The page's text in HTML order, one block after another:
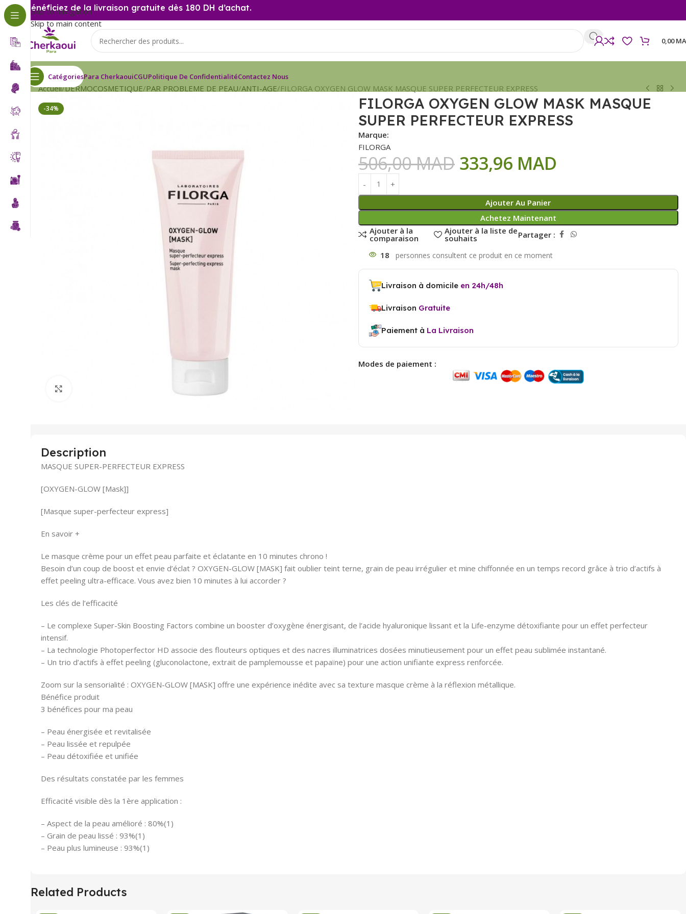
Skip to navigation
Skip to main content
Bénéficiez de la livraison gratuite dès 180 DH d’achat.
0,00
CatégoriesPara CherkaouiCGUPolitique De ConfidentialitéContactez Nous
Accueil DERMOCOSMETIQUE PAR PROBLEME DE PEAU ANTI-AGE FILORGA OXYGEN GLOW MASK MASQUE SUPER PERFECTEUR EXPRESS
-34%
FILORGA OXYGEN GLOW MASK MASQUE
SUPER PERFECTEUR EXPRESS
Marque:
FILORGA
506,00MAD 333,96 MAD
Ajouter Au Panier
Achetez Maintenant
Ajouter à la
comparaison
Ajouter à la liste de
souhaits
Partager :
18
Livraison à domicile en 24h/48h
Livraison Gratuite
Paiement à La Livraison
Modes de paiement :
Description
MASQUE SUPER-PERFECTEUR EXPRESS
[OXYGEN-GLOW [Mask]]
[Masque super-perfecteur express]
En savoir +
Le masque crème pour un effet peau parfaite et éclatante en 10 minutes chrono !
Besoin d’un coup de boost et envie d’éclat ? OXYGEN-GLOW [MASK] fait oublier teint terne, grain de peau irrégulier et mine chiffonnée en un temps record grâce à trio d’actifs à
effet peeling ultra-efficace. Vous avez bien 10 minutes à lui accorder ?
Les clés de l’efficacité
– Le complexe Super-Skin Boosting Factors combine un booster d’oxygène énergisant, de l’acide hyaluronique lissant et la Life-enzyme détoxifiante pour un effet perfecteur
intensif.
– La technologie Photoperfector HD associe des flouteurs optiques et des nacres illuminatrices dosées minutieusement pour un effet peau sublimée instantané.
– Un trio d’actifs à effet peeling (gluconolactone, extrait de pamplemousse et papaïne) pour une action unifiante express renforcée.
Zoom sur la sensorialité : OXYGEN-GLOW [MASK] offre une expérience inédite avec sa texture masque crème à la réflexion métallique.
Bénéfice produit
3 bénéfices pour ma peau
– Peau énergisée et revitalisée
– Peau lissée et repulpée
– Peau détoxifiée et unifiée
Des résultats constatée par les femmes
Efficacité visible dès la 1ère application :
– Aspect de la peau amélioré : 80%(1)
– Grain de peau lissé : 93%(1)
– Peau plus lumineuse : 93%(1)
Related Products